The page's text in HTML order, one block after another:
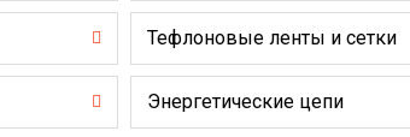
Тефлоновые ленты и сетки
Энергетические цепи